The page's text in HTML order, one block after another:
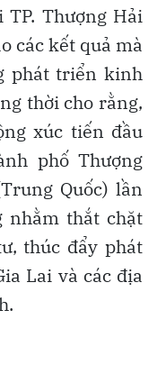
Thượng Hải
các kết quả mà
phát triển kinh
thời cho rằng,
xúc tiến đầu
phố Thượng
Quốc) lần
nhằm thắt chặt
thúc đẩy phát
Lai và các địa